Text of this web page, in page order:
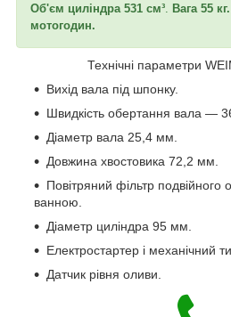
Об'єм циліндра 531 см³
Вага 55
мотогодин.
Технічні параметри
Вихід вала під шпонку.
Швидкість обертання вала —
Діаметр вала 25,4 мм.
Довжина хвостовика 72,2 мм.
Повітряний фільтр
ванною.
Діаметр циліндра 95 мм.
Електростартер і механічний
Датчик рівня оливи.